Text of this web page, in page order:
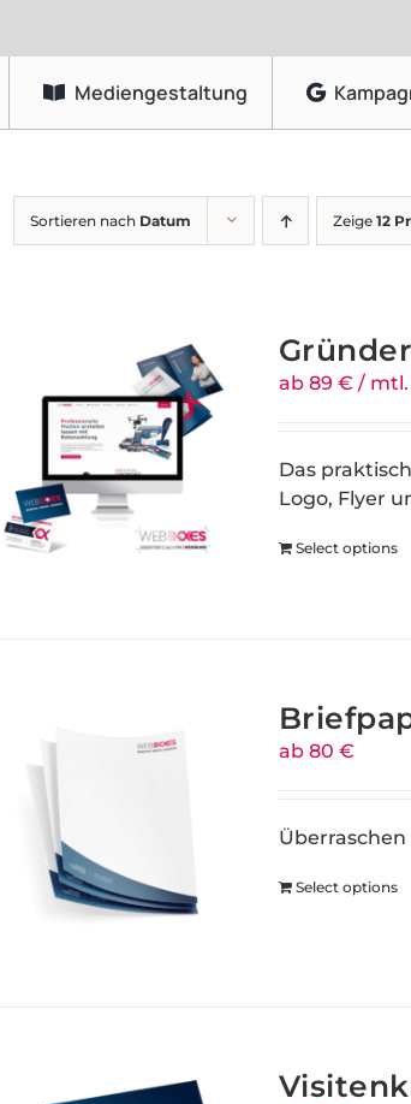
Mediengestaltung
Grafikdesign
Logo-Gestaltung
Flyer & Faltblätter
Broschüren & Kataloge
Speisekarten & Getränkekarten
Plakate & Poster
Sortieren nach Datum Zeige 12
ab 89 € / mtl.
Das
Logo, Flyer
Select options
ab 80 €
Select options